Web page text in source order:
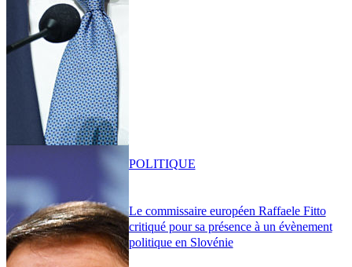
Le commissaire européen Raffaele Fitto
critiqué pour sa présence à un évènement
politique en Slovénie
POLITIQUE